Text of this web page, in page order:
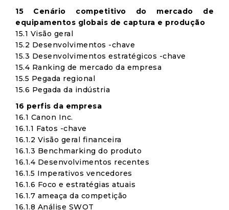
15 Cenário competitivo do mercado de
equipamentos globais de captura e produção
15.1 Visão geral
15.2 Desenvolvimentos -chave
15.3 Desenvolvimentos estratégicos -chave
15.4 Ranking de mercado da empresa
15.5 Pegada regional
15.6 Pegada da indústria
16 perfis da empresa
16.1 Canon Inc.
16.1.1 Fatos -chave
16.1.2 Visão geral financeira
16.1.3 Benchmarking do produto
16.1.4 Desenvolvimentos recentes
16.1.5 Imperativos vencedores
16.1.6 Foco e estratégias atuais
16.1.7 ameaça da competição
16.1.8 Análise SWOT